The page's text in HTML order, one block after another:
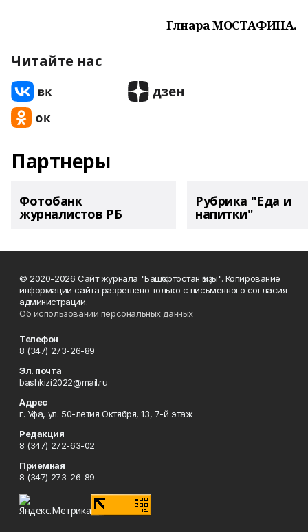
Гөлнара МОСТАФИНА.
Читайте нас
Партнеры
Фотобанк
журналистов РБ
Рубрика "Еда и
напитки"
© 2020-2026 Сайт журнала "Башҡортостан ҡыҙы". Копирование
информации сайта разрешено только с письменного согласия
администрации.
Об использовании персональных данных
Телефон
8 (347) 273-26-89
Эл. почта
bashkizi2022@mail.ru
Адрес
г. Уфа, ул. 50-летия Октября, 13, 7-й этаж
Редакция
8 (347) 272-63-02
Приемная
8 (347) 273-26-89